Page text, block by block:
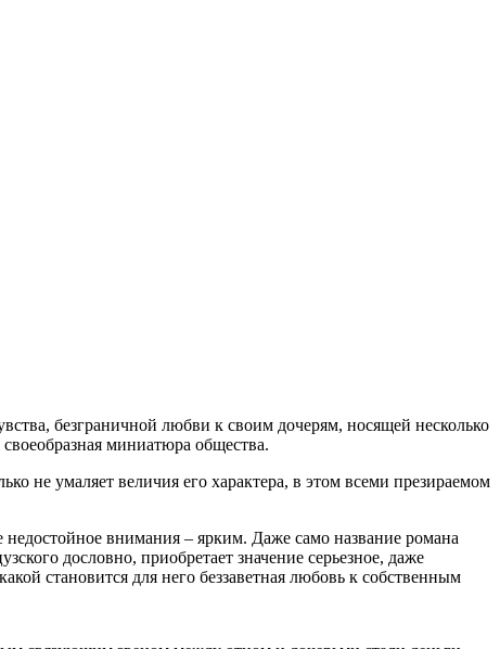
безграничной любви к своим дочерям, носящей несколько
миниатюра общества.
не умаляет величия его характера, в этом всеми презираемом
недостойное внимания – ярким. Даже само название романа
дословно, приобретает значение серьезное, даже
становится для него беззаветная любовь к собственным